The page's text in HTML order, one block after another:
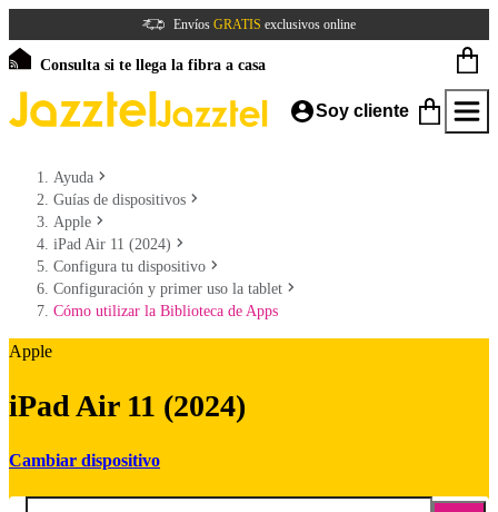
Envíos GRATIS exclusivos online
Consulta si te llega la fibra a casa
Soy cliente
Ayuda
Guías de dispositivos
Apple
iPad Air 11 (2024)
Configura tu dispositivo
Configuración y primer uso la tablet
Cómo utilizar la Biblioteca de Apps
Apple
iPad Air 11 (2024)
Cambiar dispositivo